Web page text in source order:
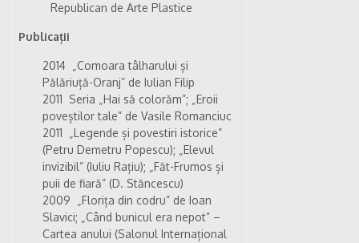
Republican de Arte Plastice
Publicații
2014 „Comoara tâlharului și
Pălăriuță-Oranj” de Iulian Filip
2011 Seria „Hai să colorăm”; „Eroii
poveștilor tale” de Vasile Romanciuc
2011 „Legende și povestiri istorice”
(Petru Demetru Popescu); „Elevul
invizibil” (Iuliu Rațiu); „Făt-Frumos și
puii de fiară” (D. Stăncescu)
2009 „Florița din codru” de Ioan
Slavici; „Când bunicul era nepot” –
Cartea anului (Salonul Internațional